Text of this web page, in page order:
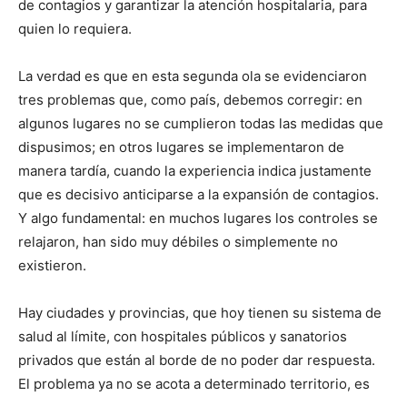
de contagios y garantizar la atención hospitalaria, para
quien lo requiera.
La verdad es que en esta segunda ola se evidenciaron
tres problemas que, como país, debemos corregir: en
algunos lugares no se cumplieron todas las medidas que
dispusimos; en otros lugares se implementaron de
manera tardía, cuando la experiencia indica justamente
que es decisivo anticiparse a la expansión de contagios.
Y algo fundamental: en muchos lugares los controles se
relajaron, han sido muy débiles o simplemente no
existieron.
Hay ciudades y provincias, que hoy tienen su sistema de
salud al límite, con hospitales públicos y sanatorios
privados que están al borde de no poder dar respuesta.
El problema ya no se acota a determinado territorio, es